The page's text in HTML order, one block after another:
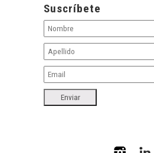
Suscríbete